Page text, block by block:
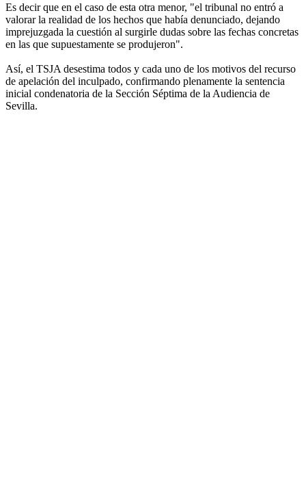
Es decir que en el caso de esta otra menor, "el tribunal no entró a
valorar la realidad de los hechos que había denunciado, dejando
imprejuzgada la cuestión al surgirle dudas sobre las fechas concretas
en las que supuestamente se produjeron".
Así, el TSJA desestima todos y cada uno de los motivos del recurso
de apelación del inculpado, confirmando plenamente la sentencia
inicial condenatoria de la Sección Séptima de la Audiencia de
Sevilla.